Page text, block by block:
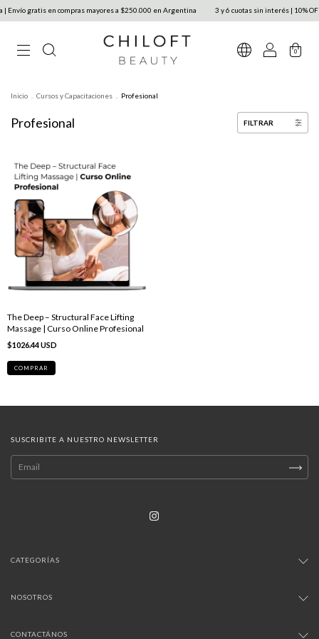
gratis en compras mayores a $250.000 en Argentina 3 y 6 cuotas sin interés | 10%
0
Inicio Cursos y Capacitaciones Profesional
Profesional FILTRAR
The Deep – Structural Face Lifting
Massage | Curso Online Profesional
$1026.44 USD
SUSCRIBITE A NUESTRO NEWSLETTER
CATEGORÍAS
NOSOTROS
CONTACTÁNOS